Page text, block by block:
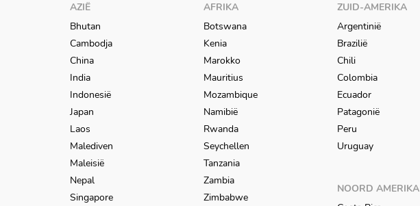
AZIË
Bhutan
Cambodja
China
India
Indonesië
Japan
Laos
Malediven
Maleisië
Nepal
Singapore
AFRIKA
Botswana
Kenia
Marokko
Mauritius
Mozambique
Namibië
Rwanda
Seychellen
Tanzania
Zambia
Zimbabwe
ZUID-AMERIKA
Argentinië
Brazilië
Chili
Colombia
Ecuador
Patagonië
Peru
Uruguay
NOORD AMERIKA